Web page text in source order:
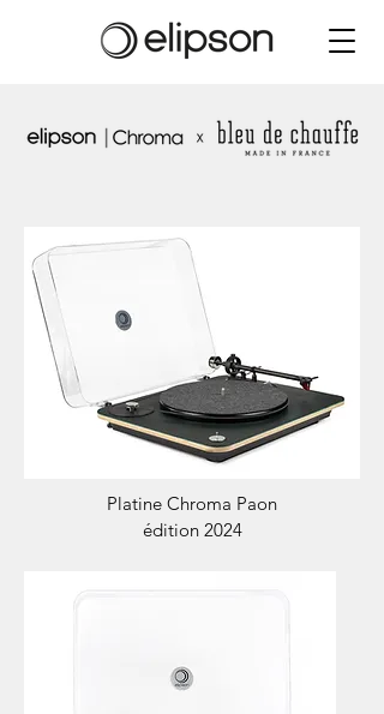
Platine Chroma Paon
édition 2024